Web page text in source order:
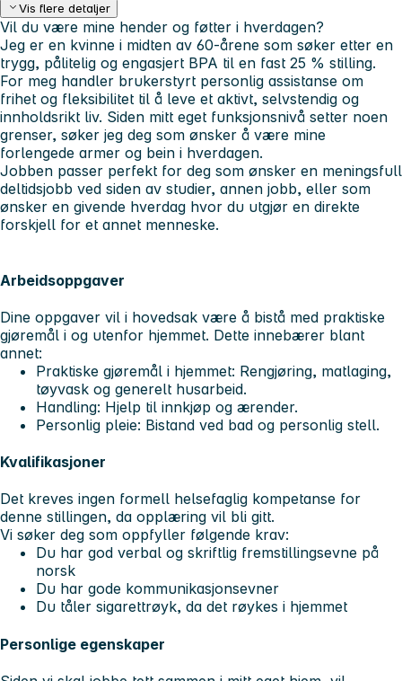
Vis flere detaljer
Vil du være mine hender og føtter i hverdagen?
Jeg er en kvinne i midten av 60-årene som søker etter en
trygg, pålitelig og engasjert BPA til en fast 25 % stilling.
For meg handler brukerstyrt personlig assistanse om
frihet og fleksibilitet til å leve et aktivt, selvstendig og
innholdsrikt liv. Siden mitt eget funksjonsnivå setter noen
grenser, søker jeg deg som ønsker å være mine
forlengede armer og bein i hverdagen.
Jobben passer perfekt for deg som ønsker en meningsfull
deltidsjobb ved siden av studier, annen jobb, eller som
ønsker en givende hverdag hvor du utgjør en direkte
forskjell for et annet menneske.
Arbeidsoppgaver
Dine oppgaver vil i hovedsak være å bistå med praktiske
gjøremål i og utenfor hjemmet. Dette innebærer blant
annet:
Praktiske gjøremål i hjemmet: Rengjøring, matlaging,
tøyvask og generelt husarbeid.
Handling: Hjelp til innkjøp og ærender.
Personlig pleie: Bistand ved bad og personlig stell.
Kvalifikasjoner
Det kreves ingen formell helsefaglig kompetanse for
denne stillingen, da opplæring vil bli gitt.
Vi søker deg som oppfyller følgende krav:
Du har god verbal og skriftlig fremstillingsevne på
norsk
Du har gode kommunikasjonsevner
Du tåler sigarettrøyk, da det røykes i hjemmet
Personlige egenskaper